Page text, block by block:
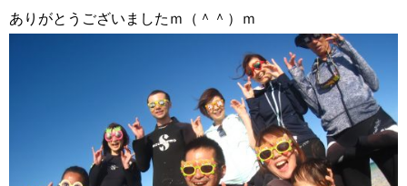
ありがとうございましたｍ（＾＾）ｍ